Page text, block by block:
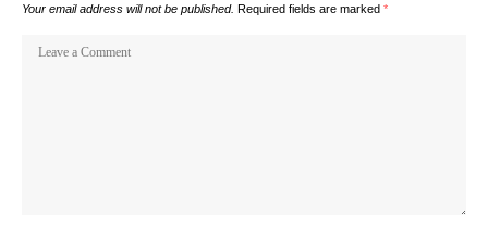
Your email address will not be published. Required fields are marked *